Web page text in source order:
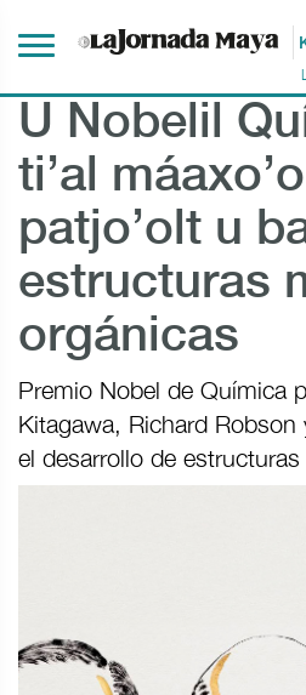
U Nobelil
ti’al
patjo’olt u
estructuras
orgánicas
Premio Nobel de Química
Kitagawa, Richard
el desarrollo de